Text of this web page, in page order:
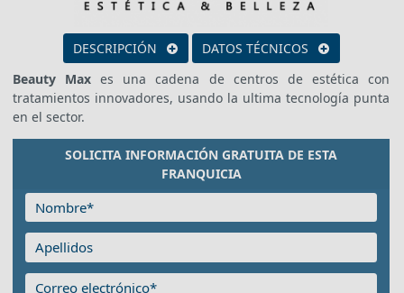
DESCRIPCIÓN
DATOS TÉCNICOS
Beauty Max es una cadena de centros de estética con
tratamientos innovadores, usando la ultima tecnología punta
en el sector.
SOLICITA INFORMACIÓN GRATUITA DE ESTA
FRANQUICIA